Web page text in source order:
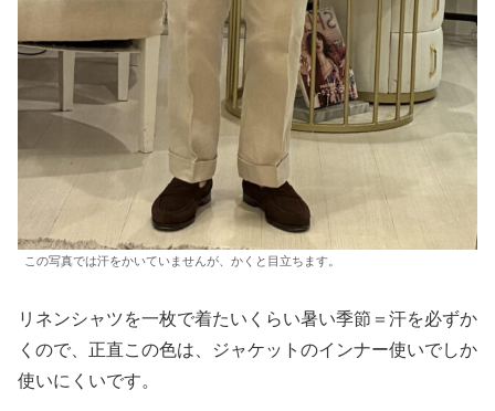
この写真では汗をかいていませんが、かくと目立ちます。
リネンシャツを一枚で着たいくらい暑い季節＝汗を必ずか
くので、正直この色は、ジャケットのインナー使いでしか
使いにくいです。